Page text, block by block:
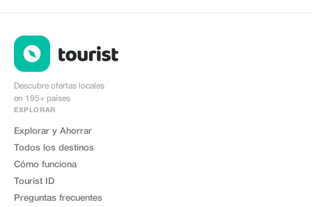
Descubre ofertas locales
en 195+ países
EXPLORAR
Explorar y Ahorrar
Todos los destinos
Cómo funciona
Tourist ID
Preguntas frecuentes